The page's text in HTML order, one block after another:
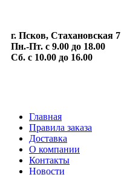
г. Псков, Стахановская 7
Пн.-Пт. с 9.00 до 18.00
Сб. с 10.00 до 16.00
Главная
Правила заказа
Доставка
О компании
Контакты
Новости